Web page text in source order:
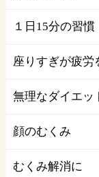
１日15分の習慣
座りすぎが疲労
無理なダイエッ
顔のむくみ
むくみ解消に